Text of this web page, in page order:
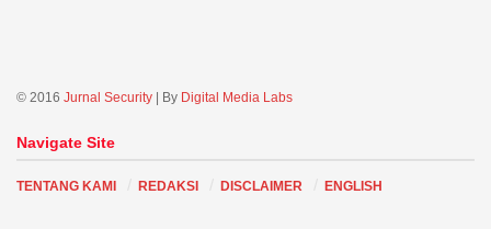
© 2016 Jurnal Security | By Digital Media Labs
Navigate Site
TENTANG KAMI REDAKSI DISCLAIMER ENGLISH